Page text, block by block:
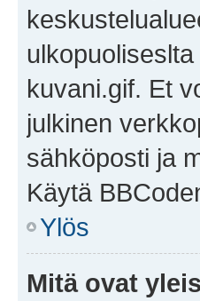
kuvani.gif. Et
julkinen
sähköposti ja
Käytä
Ylös
Mitä ovat